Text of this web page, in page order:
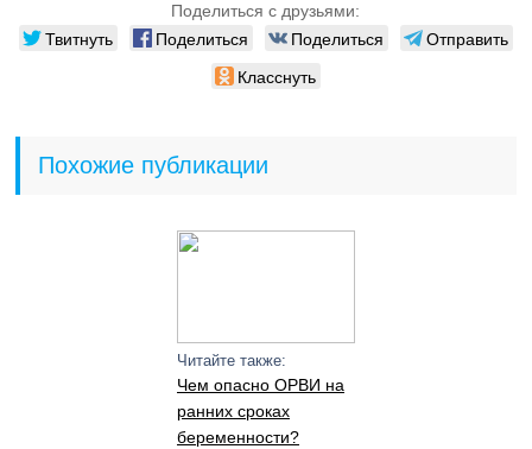
Поделиться с друзьями:
Твитнуть Поделиться Поделиться
Отправить
Класснуть
Похожие публикации
Читайте также:
Чем опасно ОРВИ на
ранних сроках
беременности?